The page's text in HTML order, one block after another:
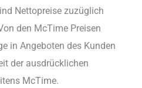
Nettopreise zuzüglich
den McTime Preisen
in Angeboten des Kunden
der ausdrücklichen
McTime.